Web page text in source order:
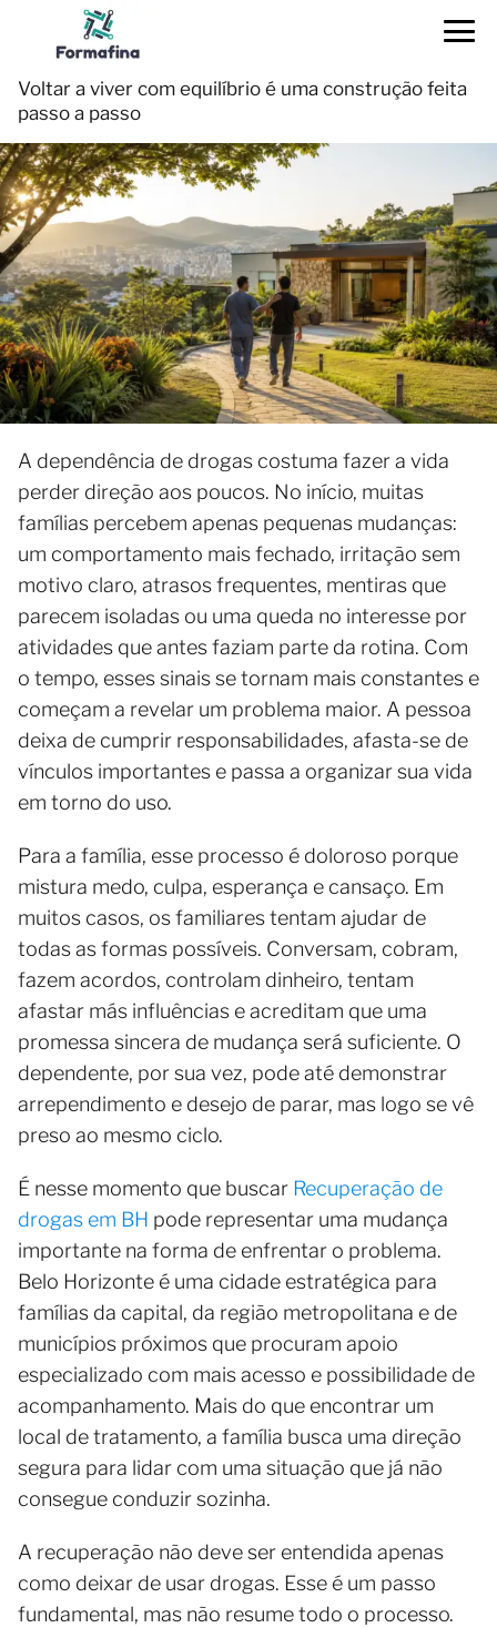
Voltar a viver com equilíbrio é uma construção feita
passo a passo
A dependência de drogas costuma fazer a vida
perder direção aos poucos. No início, muitas
famílias percebem apenas pequenas mudanças:
um comportamento mais fechado, irritação sem
motivo claro, atrasos frequentes, mentiras que
parecem isoladas ou uma queda no interesse por
atividades que antes faziam parte da rotina. Com
o tempo, esses sinais se tornam mais constantes e
começam a revelar um problema maior. A pessoa
deixa de cumprir responsabilidades, afasta-se de
vínculos importantes e passa a organizar sua vida
em torno do uso.
Para a família, esse processo é doloroso porque
mistura medo, culpa, esperança e cansaço. Em
muitos casos, os familiares tentam ajudar de
todas as formas possíveis. Conversam, cobram,
fazem acordos, controlam dinheiro, tentam
afastar más influências e acreditam que uma
promessa sincera de mudança será suficiente. O
dependente, por sua vez, pode até demonstrar
arrependimento e desejo de parar, mas logo se vê
preso ao mesmo ciclo.
É nesse momento que buscar Recuperação de
drogas em BH pode representar uma mudança
importante na forma de enfrentar o problema.
Belo Horizonte é uma cidade estratégica para
famílias da capital, da região metropolitana e de
municípios próximos que procuram apoio
especializado com mais acesso e possibilidade de
acompanhamento. Mais do que encontrar um
local de tratamento, a família busca uma direção
segura para lidar com uma situação que já não
consegue conduzir sozinha.
A recuperação não deve ser entendida apenas
como deixar de usar drogas. Esse é um passo
fundamental, mas não resume todo o processo.